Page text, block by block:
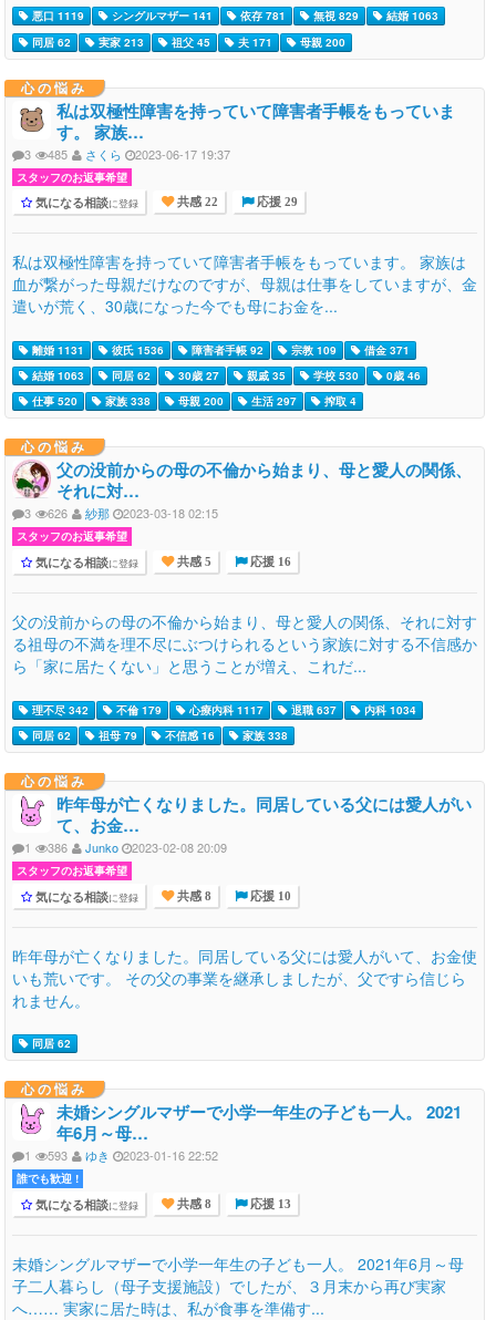
悪口 1119 シングルマザー 141 依存 781 無視 829
結婚 1063
同居 62
実家 213 祖父 45 夫 171 母親 200
心の悩み
私は双極性障害を持っていて障害者手帳をもっていま
す。 家族…
3 485 さくら 2023-06-17 19:37
スタッフのお返事希望
気になる相談に登録 共感 22 応援 29
私は双極性障害を持っていて障害者手帳をもっています。 家族は
血が繋がった母親だけなのですが、母親は仕事をしていますが、金
遣いが荒く、30歳になった今でも母にお金を...
離婚 1131 彼氏 1536 障害者手帳 92 宗教 109
借金 371
結婚 1063
同居 62 30歳 27 親戚 35 学校 530
0歳 46
仕事 520
家族 338 母親 200 生活 297 搾取 4
心の悩み
父の没前からの母の不倫から始まり、母と愛人の関係、
それに対…
3 626 紗那 2023-03-18 02:15
スタッフのお返事希望
気になる相談に登録 共感 5 応援 16
父の没前からの母の不倫から始まり、母と愛人の関係、それに対す
る祖母の不満を理不尽にぶつけられるという家族に対する不信感か
ら「家に居たくない」と思うことが増え、これだ...
理不尽 342 不倫 179 心療内科 1117 退職 637
内科 1034
同居 62
祖母 79 不信感 16 家族 338
心の悩み
昨年母が亡くなりました。同居している父には愛人がい
て、お金…
1 386 Junko 2023-02-08 20:09
スタッフのお返事希望
気になる相談に登録 共感 8 応援 10
昨年母が亡くなりました。同居している父には愛人がいて、お金使
いも荒いです。 その父の事業を継承しましたが、父ですら信じら
れません。
同居 62
心の悩み
未婚シングルマザーで小学一年生の子ども一人。 2021
年6月～母…
1 593 ゆき 2023-01-16 22:52
誰でも歓迎 !
気になる相談に登録 共感 8 応援 13
未婚シングルマザーで小学一年生の子ども一人。 2021年6月～母
子二人暮らし（母子支援施設）でしたが、３月末から再び実家
へ…… 実家に居た時は、私が食事を準備す...